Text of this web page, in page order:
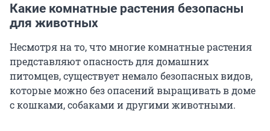
Какие комнатные растения безопасны
для животных
Несмотря на то, что многие комнатные растения
представляют опасность для домашних
питомцев, существует немало безопасных видов,
которые можно без опасений выращивать в доме
с кошками, собаками и другими животными.